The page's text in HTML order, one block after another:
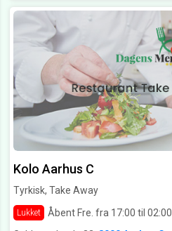
Kolo Aarhus C
Tyrkisk, Take Away
Lukket Åbent Fre. fra 17:00 til 02:00